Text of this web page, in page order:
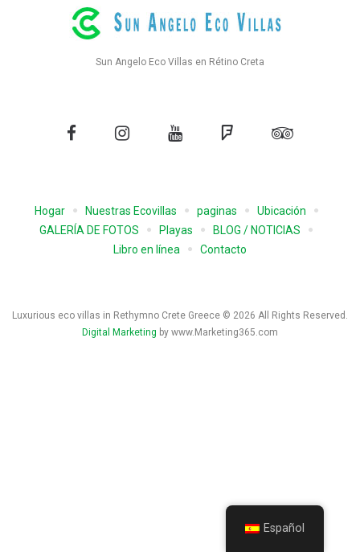
Sun Angelo Eco Villas en Rétino Creta
Facebook Instagram YouTube
Hogar Nuestras Ecovillas paginas
Ubicación
GALERÍA DE FOTOS
Playas
BLOG / NOTICIAS
Libro en línea
Contacto
Luxurious eco villas in Rethymno Crete Greece © 2026 All Rights Reserved.
Digital Marketing by www.Marketing365.com
Español